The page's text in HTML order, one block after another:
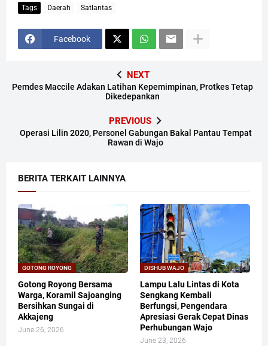
Tags Daerah Satlantas
Facebook
NEXT
Pemdes Maccile Adakan Latihan Kepemimpinan, Protkes Tetap
Dikedepankan
PREVIOUS
Operasi Lilin 2020, Personel Gabungan Bakal Pantau Tempat
Rawan di Wajo
BERITA TERKAIT LAINNYA
GOTONG ROYONG
Gotong Royong Bersama
Warga, Koramil Sajoanging
Bersihkan Sungai di
Akkajeng
June 26, 2026
DISHUB WAJO
Lampu Lalu Lintas di Kota
Sengkang Kembali
Berfungsi, Pengendara
Apresiasi Gerak Cepat Dinas
Perhubungan Wajo
June 23, 2026